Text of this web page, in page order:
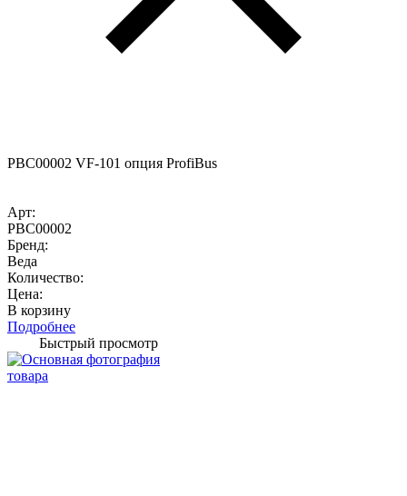
PBC00002 VF-101 опция ProfiBus
Арт:
PBC00002
Бренд:
Веда
Количество:
Цена:
В корзину
Подробнее
Быстрый просмотр